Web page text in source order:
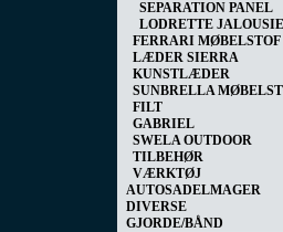
SEPARATION PANEL
LODRETTE
FERRARI MØBELSTOF
LÆDER SIERRA
KUNSTLÆDER
SUNBRELLA
FILT
GABRIEL
SWELA OUTDOOR
TILBEHØR
VÆRKTØJ
AUTOSADELMAGER
DIVERSE
GJORDE/BÅND